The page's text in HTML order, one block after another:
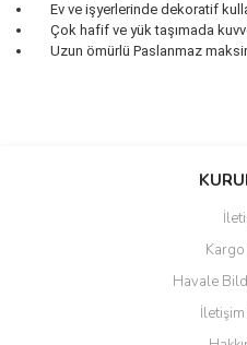
Ev ve işyerlerinde dekoratif
Çok hafif ve yük taşımada
Uzun ömürlü Paslanmaz
Bu ürüne ilk
Ürün resmi kalitesiz, bozuk
Ürün açıklamasında eksik
Ürün bilgilerinde hatalar
Kargo
Havale